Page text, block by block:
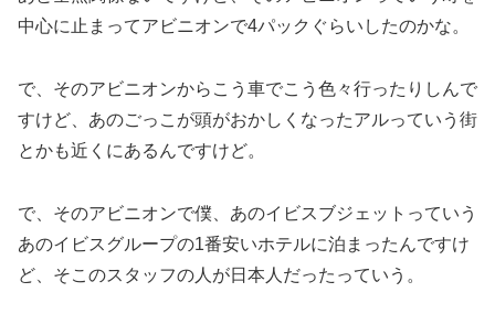
中心に止まってアビニオンで4パックぐらいしたのかな。
で、そのアビニオンからこう車でこう色々行ったりしんで
すけど、あのごっこが頭がおかしくなったアルっていう街
とかも近くにあるんですけど。
で、そのアビニオンで僕、あのイビスブジェットっていう
あのイビスグループの1番安いホテルに泊まったんですけ
ど、そこのスタッフの人が日本人だったっていう。